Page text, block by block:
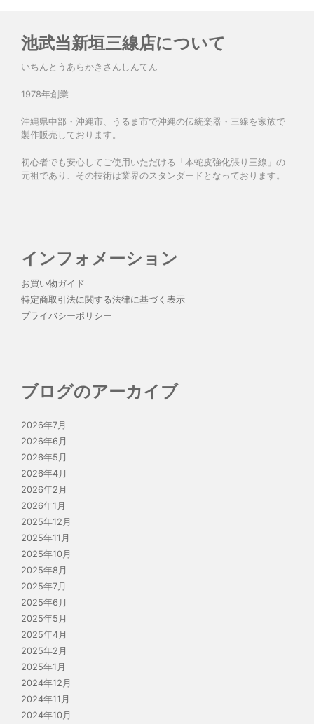
池武当新垣三線店について
いちんとうあらかきさんしんてん
1978年創業
沖縄県中部・沖縄市、うるま市で沖縄の伝統楽器・三線を家族で
製作販売しております。
初心者でも安心してご使用いただける「本蛇皮強化張り三線」の
元祖であり、その技術は業界のスタンダードとなっております。
インフォメーション
お買い物ガイド
特定商取引法に関する法律に基づく表示
プライバシーポリシー
ブログのアーカイブ
2026年7月
2026年6月
2026年5月
2026年4月
2026年2月
2026年1月
2025年12月
2025年11月
2025年10月
2025年8月
2025年7月
2025年6月
2025年5月
2025年4月
2025年2月
2025年1月
2024年12月
2024年11月
2024年10月